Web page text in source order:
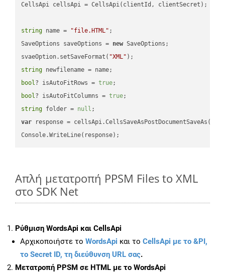
CellsApi cellsApi = CellsApi(clientId, clientSecret);
string name = "file.HTML" ;
SaveOptions saveOptions = new SaveOptions;
svaeOption.setSaveFormat( "XML"
string
bool? isAutoFitRows = true
bool? isAutoFitColumns = true
string folder = null
var response =
Απλή μετατροπή PPSM Files to XML
στο SDK Net
Ρύθμιση WordsApi και CellsApi
Αρχικοποιήστε το WordsApi και το CellsApi με το &PI,
το Secret ID, τη διεύθυνση URL σας.
Μετατροπή PPSM σε HTML με το WordsApi